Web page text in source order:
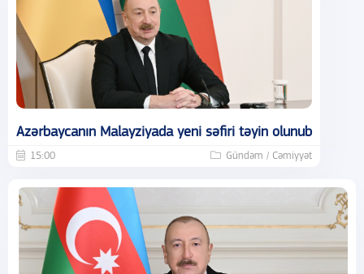
Azərbaycanın Malayziyada yeni səfiri təyin olunub
15:00 Gündəm / Cəmiyyət